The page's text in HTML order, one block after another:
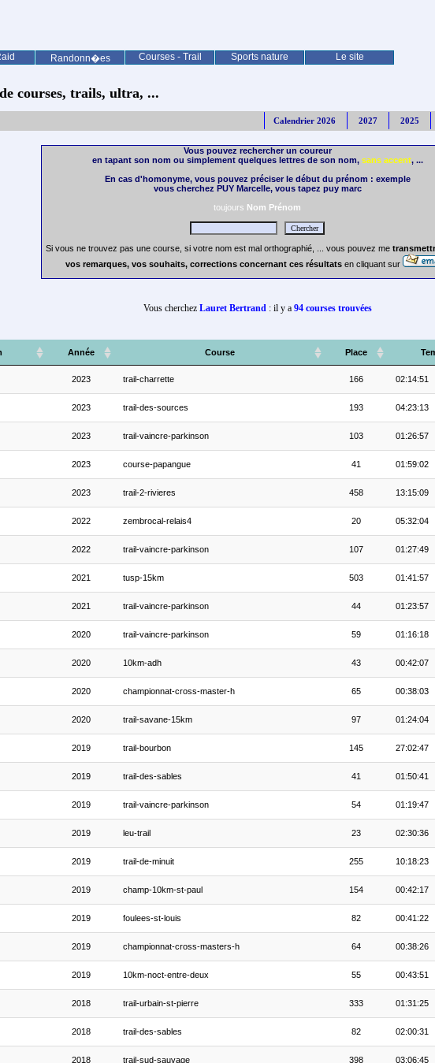
Randonn�es Courses - Trail Sports nature Le site
courses, trails, ultra, ...
Calendrier 2026 2027 2025
Vous pouvez rechercher un coureur
en tapant son nom ou simplement quelques lettres de son nom, sans accent, ...
En cas d'homonyme, vous pouvez préciser le début du prénom : exemple
vous cherchez PUY Marcelle, vous tapez puy marc
toujours Nom Prénom
Si vous ne trouvez pas une course, si votre nom est mal orthographié, ... vous pouvez me
vos remarques, vos souhaits, corrections concernant ces résultats en cliquant sur
Vous cherchez Lauret Bertrand: il y a 94 courses trouvées
Année Course Place
2023 trail-charrette 166 02:14:51
2023 trail-des-sources 193 04:23:13
2023 trail-vaincre-parkinson 103 01:26:57
2023 course-papangue 41 01:59:02
2023 trail-2-rivieres 458 13:15:09
2022 zembrocal-relais4 20 05:32:04
2022 trail-vaincre-parkinson 107 01:27:49
2021 tusp-15km 503 01:41:57
2021 trail-vaincre-parkinson 44 01:23:57
2020 trail-vaincre-parkinson 59 01:16:18
2020 10km-adh 43 00:42:07
2020 championnat-cross-master-h 65 00:38:03
2020 trail-savane-15km 97 01:24:04
2019 trail-bourbon 145 27:02:47
2019 trail-des-sables 41 01:50:41
2019 trail-vaincre-parkinson 54 01:19:47
2019 leu-trail 23 02:30:36
2019 trail-de-minuit 255 10:18:23
2019 champ-10km-st-paul 154 00:42:17
2019 foulees-st-louis 82 00:41:22
2019 championnat-cross-masters-h 64 00:38:26
2019 10km-noct-entre-deux 55 00:43:51
2018 trail-urbain-st-pierre 333 01:31:25
2018 trail-des-sables 82 02:00:31
2018 trail-sud-sauvage 398 03:06:45